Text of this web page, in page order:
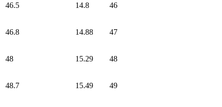
46.5 14.8 46
46.8 14.88 47
48 15.29 48
48.7 15.49 49